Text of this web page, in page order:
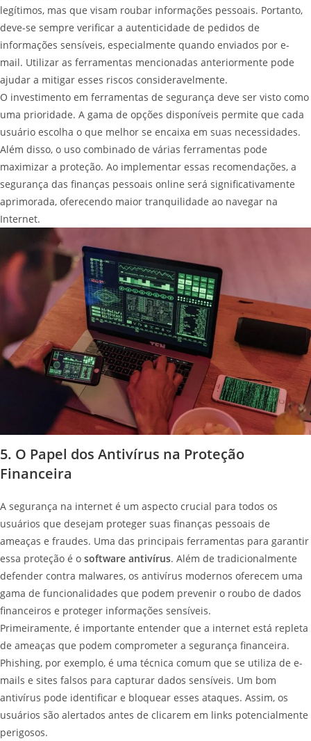
legítimos, mas que visam roubar informações pessoais. Portanto,
deve-se sempre verificar a autenticidade de pedidos de
informações sensíveis, especialmente quando enviados por e-
mail. Utilizar as ferramentas mencionadas anteriormente pode
ajudar a mitigar esses riscos consideravelmente.
O investimento em ferramentas de segurança deve ser visto como
uma prioridade. A gama de opções disponíveis permite que cada
usuário escolha o que melhor se encaixa em suas necessidades.
Além disso, o uso combinado de várias ferramentas pode
maximizar a proteção. Ao implementar essas recomendações, a
segurança das finanças pessoais online será significativamente
aprimorada, oferecendo maior tranquilidade ao navegar na
Internet.
5. O Papel dos Antivírus na Proteção
Financeira
A segurança na internet é um aspecto crucial para todos os
usuários que desejam proteger suas finanças pessoais de
ameaças e fraudes. Uma das principais ferramentas para garantir
essa proteção é o software antivírus. Além de tradicionalmente
defender contra malwares, os antivírus modernos oferecem uma
gama de funcionalidades que podem prevenir o roubo de dados
financeiros e proteger informações sensíveis.
Primeiramente, é importante entender que a internet está repleta
de ameaças que podem comprometer a segurança financeira.
Phishing, por exemplo, é uma técnica comum que se utiliza de e-
mails e sites falsos para capturar dados sensíveis. Um bom
antivírus pode identificar e bloquear esses ataques. Assim, os
usuários são alertados antes de clicarem em links potencialmente
perigosos.